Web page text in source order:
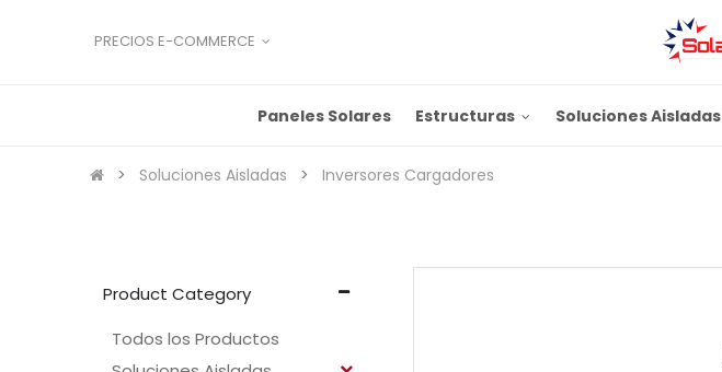
PRECIOS E-COMMERCE
Paneles Solares Estructuras Soluciones Aisladas
Soluciones Aisladas Inversores Cargadores
Product Category
Todos los Productos